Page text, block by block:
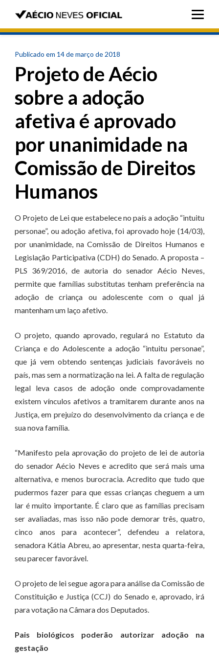
Publicado em 14 de março de 2018
Projeto de Aécio
sobre a adoção
afetiva é aprovado
por unanimidade na
Comissão de Direitos
Humanos
O Projeto de Lei que estabelece no país a adoção “intuitu
personae”, ou adoção afetiva, foi aprovado hoje (14/03),
por unanimidade, na Comissão de Direitos Humanos e
Legislação Participativa (CDH) do Senado. A proposta –
PLS 369/2016, de autoria do senador Aécio Neves,
permite que famílias substitutas tenham preferência na
adoção de criança ou adolescente com o qual já
mantenham um laço afetivo.
O projeto, quando aprovado, regulará no Estatuto da
Criança e do Adolescente a adoção “intuitu personae”,
que já vem obtendo sentenças judiciais favoráveis no
país, mas sem a normatização na lei. A falta de regulação
legal leva casos de adoção onde comprovadamente
existem vínculos afetivos a tramitarem durante anos na
Justiça, em prejuízo do desenvolvimento da criança e de
sua nova família.
“Manifesto pela aprovação do projeto de lei de autoria
do senador Aécio Neves e acredito que será mais uma
alternativa, e menos burocracia. Acredito que tudo que
pudermos fazer para que essas crianças cheguem a um
lar é muito importante. É claro que as famílias precisam
ser avaliadas, mas isso não pode demorar três, quatro,
cinco anos para acontecer”, defendeu a relatora,
senadora Kátia Abreu, ao apresentar, nesta quarta-feira,
seu parecer favorável.
O projeto de lei segue agora para análise da Comissão de
Constituição e Justiça (CCJ) do Senado e, aprovado, irá
para votação na Câmara dos Deputados.
Pais biológicos poderão autorizar adoção na
gestação